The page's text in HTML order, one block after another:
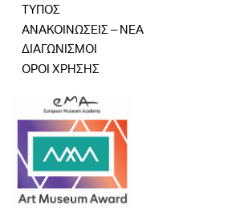
ΤΥΠΟΣ
ΑΝΑΚΟΙΝΩΣΕΙΣ – ΝΕΑ
ΔΙΑΓΩΝΙΣΜΟΙ
ΟΡΟΙ ΧΡΗΣΗΣ